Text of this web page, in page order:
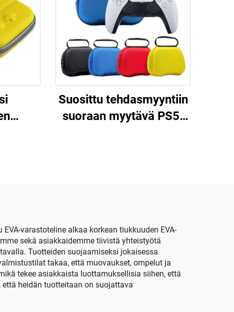
Suosittu tehdasmyyntiin
suoraan myytävä PS5-
varastoteline alkaa korkean tiukkuuden EVA-
sekä asiakkaidemme tiivistä yhteistyötä
Tuotteiden suojaamiseksi jokaisessa
takaa, että muovaukset, ompelut ja
tekee asiakkaista luottamuksellisia siihen, että
heidän tuotteitaan on suojattava